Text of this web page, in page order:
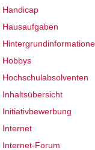
Handicap
Hausaufgaben
Hobbys
Hochschulabsolventen
Inhaltsübersicht
Initiativbewerbung
Internet
Internet-Forum